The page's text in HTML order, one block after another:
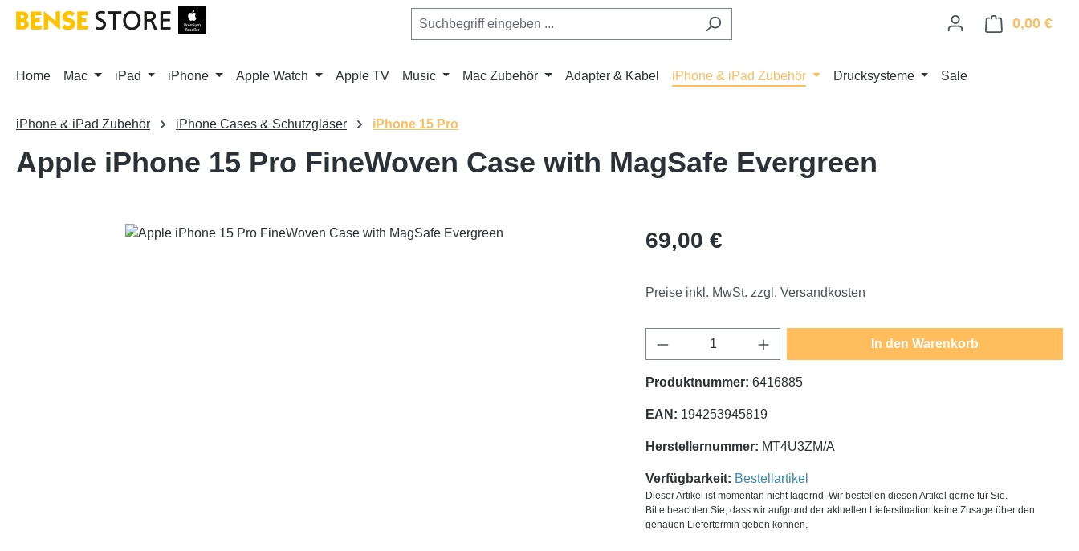
Hauptinhalt springen
Zur Suche springen
Zur Hauptnavigation springen 0,00 €
Home Mac iPad iPhone Apple Watch Apple TV Music Mac Zubehör Adapter & Kabel iPhone & iPad Zubehör Drucksysteme Sale
iPhone & iPad Zubehör iPhone Cases & Schutzgläser iPhone 15 Pro
Apple iPhone 15 Pro FineWoven Case with MagSafe Evergreen
Bildergalerie überspringen Regulärer Preis:
69,00 €
Preise inkl. MwSt. zzgl. Versandkosten
Produkt Anzahl: Gib den gewünschten Wert ein
In den Warenkorb
Produktnummer: 6416885
EAN: 194253945819
Herstellernummer: MT4U3ZM/A
Verfügbarkeit: Bestellartikel
Dieser Artikel ist momentan nicht lagernd. Wir bestellen diesen Artikel gerne für Sie.
Bitte beachten Sie, dass wir aufgrund der aktuellen Liefersituation keine Zusage über den
genauen Liefertermin geben können.